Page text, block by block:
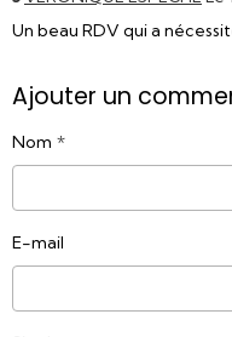
Un beau RDV qui a
Ajouter un
Nom
E-mail